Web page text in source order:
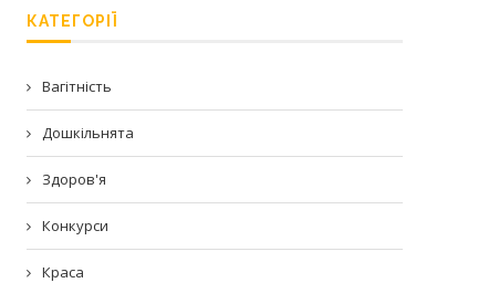
КАТЕГОРІЇ
Вагітність
Дошкільнята
Здоров'я
Конкурси
Краса